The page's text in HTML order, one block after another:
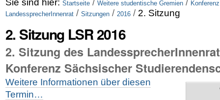
Sie sind hier: Startseite / Weitere studentische Gremien /
LandessprecherInnenrat / Sitzungen / 2016 / 2. Sitzung
2. Sitzung LSR 2016
2. Sitzung des
Konferenz Sächsischer
Weitere Informationen über diesen
Termin…